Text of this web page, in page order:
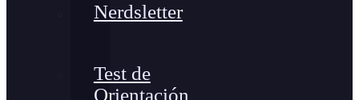
Nerdsletter
Test de
Orientación